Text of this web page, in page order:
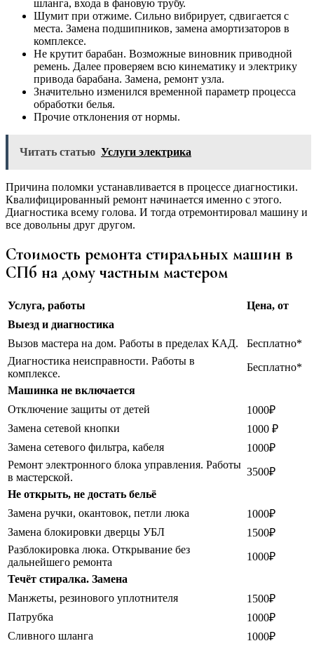
шланга, входа в фановую трубу.
Шумит при отжиме. Сильно вибрирует, сдвигается с
места. Замена подшипников, замена амортизаторов в
комплексе.
Не крутит барабан. Возможные виновник приводной
ремень. Далее проверяем всю кинематику и электрику
привода барабана. Замена, ремонт узла.
Значительно изменился временной параметр процесса
обработки белья.
Прочие отклонения от нормы.
Читать статью Услуги электрика
Причина поломки устанавливается в процессе диагностики.
Квалифицированный ремонт начинается именно с этого.
Диагностика всему голова. И тогда отремонтировал машину и
все довольны друг другом.
Стоимость ремонта стиральных машин в
СПб на дому частным мастером
Услуга, работы
Цена, от
Выезд и диагностика
Вызов мастера на дом. Работы в пределах КАД.
Бесплатно*
Диагностика неисправности. Работы в
комплексе.
Бесплатно*
Машинка не включается
Отключение защиты от детей
1000₽
Замена сетевой кнопки
1000 ₽
Замена сетевого фильтра, кабеля
1000₽
Ремонт электронного блока управления. Работы
в мастерской.
3500₽
Не открыть, не достать бельё
Замена ручки, окантовок, петли люка
1000₽
Замена блокировки дверцы УБЛ
1500₽
Разблокировка люка. Открывание без
дальнейшего ремонта
1000₽
Течёт стиралка. Замена
Манжеты, резинового уплотнителя
1500₽
Патрубка
1000₽
Сливного шланга
1000₽